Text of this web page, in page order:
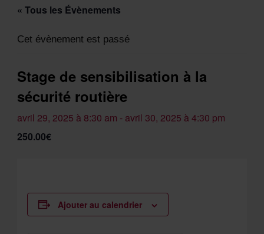
« Tous les Évènements
Cet évènement est passé
Stage de sensibilisation à la
sécurité routière
avril 29, 2025 à 8:30 am - avril 30, 2025 à 4:30 pm
250.00€
Ajouter au calendrier